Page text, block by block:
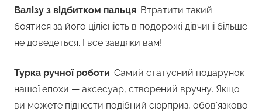
Валізу з відбитком пальця. Втратити такий
боятися за його цілісність в подорожі дівчині більше
не доведеться. І все завдяки вам!
Турка ручної роботи. Самий статусний подарунок
нашої епохи — аксесуар, створений вручну. Якщо
ви можете піднести подібний сюрприз, обов’язково